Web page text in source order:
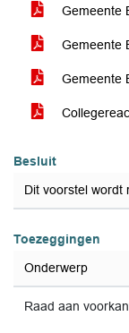
Gemeente
Gemeente
Gemeente
Besluit
Dit voorstel wordt
Toezeggingen
Onderwerp
Raad aan